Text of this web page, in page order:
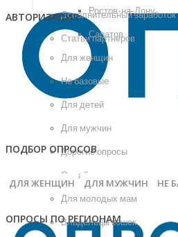
Ростов-на-Дону
Саратов
Для женщин
Не базовые
Для детей
Для мужчин
Дорогие опросы
Онлайн
Для молодых мам
Владельцы кошек
Дополнительный заработок
Статьи партнеров
АВТОРИЗАЦИЯ
ПОДБОР ОПРОСОВ
ДЛЯ ЖЕНЩИН ДЛЯ МУЖЧИН НЕ
ОПРОСЫ ПО РЕГИОНАМ